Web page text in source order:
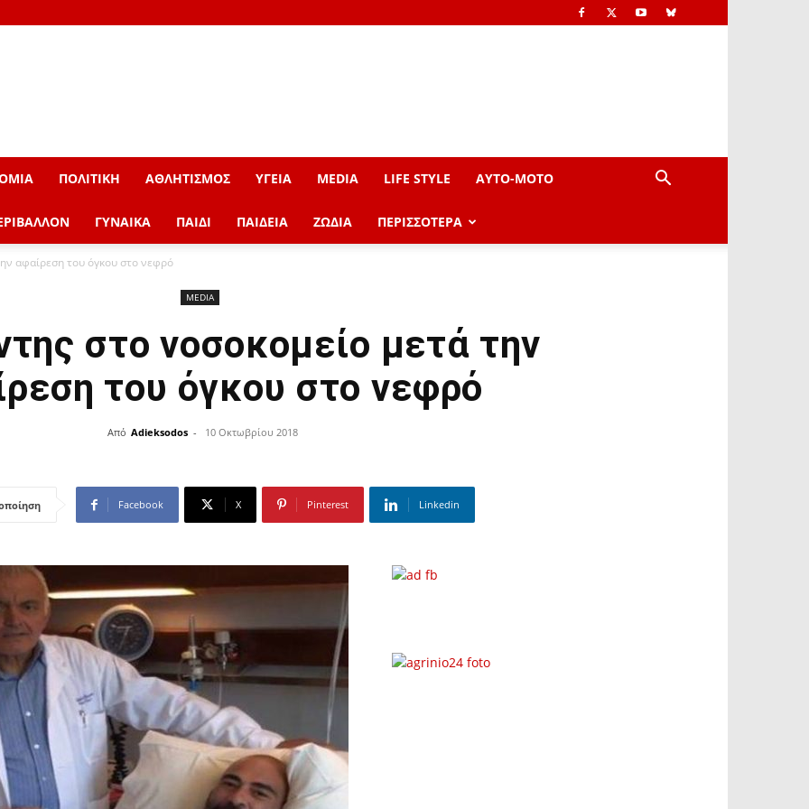
ΠΟΛΙΤΙΚΗ ΑΘΛΗΤΙΣΜΟΣ ΥΓΕΙΑ MEDIA LIFE STYLE AYTO-ΜOTO
ΓΥΝΑΙΚΑ ΠΑΙΔΙ ΠΑΙΔΕΙΑ ΖΩΔΙΑ ΠΕΡΙΣΣΟΤΕΡΑ
αφαίρεση του όγκου στο νεφρό
MEDIA
στο νοσοκομείο μετά την
του όγκου στο νεφρό
Από Adieksodos - 10 Οκτωβρίου 2018
Facebook X Pinterest Linkedin